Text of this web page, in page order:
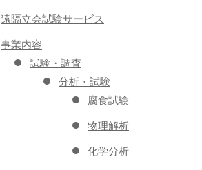
遠隔立会試験サービス
事業内容
試験・調査
分析・試験
腐食試験
物理解析
化学分析